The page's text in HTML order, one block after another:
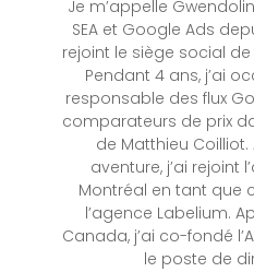
Je m’appelle
SEA et Google Ads
rejoint le siège social de
Pendant 4 ans, j’ai
responsable des flux
comparateurs de prix
de Matthieu
aventure, j’ai rejoint
Montréal en tant que
l’agence Labelium.
Canada, j’ai co-fondé
le poste de